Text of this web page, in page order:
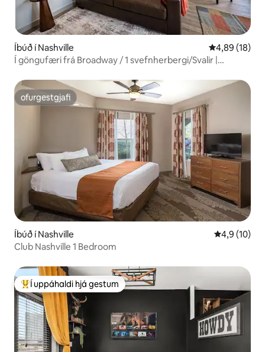
Íbúð í Nashville 4,89 af 5 í
4,89 (18)
Í göngufæri frá Broadway / 1 svefnherbergi/Svalir |
ofurgestgjafi
ofurgestgjafi
Íbúð í Nashville 4,9 af 5 í
4,9 (10)
Club Nashville 1 Bedroom
Í mestu uppáhaldi hjá gestum
Í uppáhaldi hjá gestum